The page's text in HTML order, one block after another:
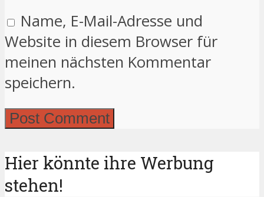
Name, E-Mail-Adresse und
Website in diesem Browser für
meinen nächsten Kommentar
speichern.
Hier könnte ihre Werbung
stehen!